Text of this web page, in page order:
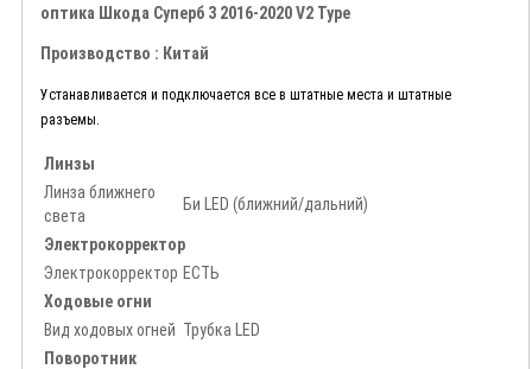
оптика Шкода Суперб 3 2016-2020 V2 Type
Производство : Китай
Устанавливается и подключается все в штатные места и штатные
разъемы.
Линзы
Линза ближнего
света
Би LED (ближний/дальний)
Электрокорректор
Электрокорректор ЕСТЬ
Ходовые огни
Вид ходовых огней Трубка LED
Поворотник